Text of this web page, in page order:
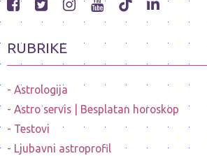
RUBRIKE
Astrologija
Astro servis | Besplatan horoskop
Testovi
Ljubavni astroprofil